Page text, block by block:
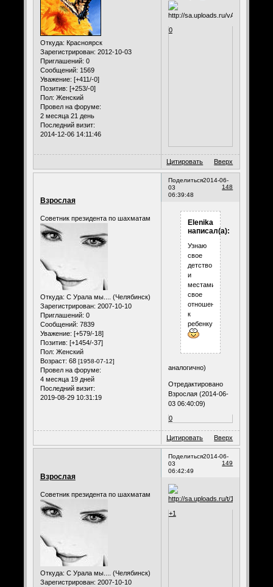
Откуда: Красноярск
Зарегистрирован: 2012-10-03
Приглашений: 0
Сообщений: 1569
Уважение: [+411/-0]
Позитив: [+253/-0]
Пол: Женский
Провел на форуме:
2 месяца 21 день
Последний визит:
2014-12-06 14:11:46
0
Цитировать Вверх
Поделиться
148
2014-06-
03
06:39:48
Взрослая
Советник президента по шахматам
Откуда: С Урала мы.... (Челябинск)
Зарегистрирован: 2007-10-10
Приглашений: 0
Сообщений: 7839
Уважение: [+579/-18]
Позитив: [+1454/-37]
Пол: Женский
Возраст: 68 [1958-07-12]
Провел на форуме:
4 месяца 19 дней
Последний визит:
2019-08-29 10:31:19
Elenika
написал(а):
Узнаю
свое
детство
и
местами
свое
отношение
к
ребенку
аналогично)
Отредактировано
Взрослая (2014-06-
03 06:40:09)
0
Цитировать Вверх
Поделиться
149
2014-06-
03
06:42:49
Взрослая
Советник президента по шахматам
Откуда: С Урала мы.... (Челябинск)
Зарегистрирован: 2007-10-10
+1